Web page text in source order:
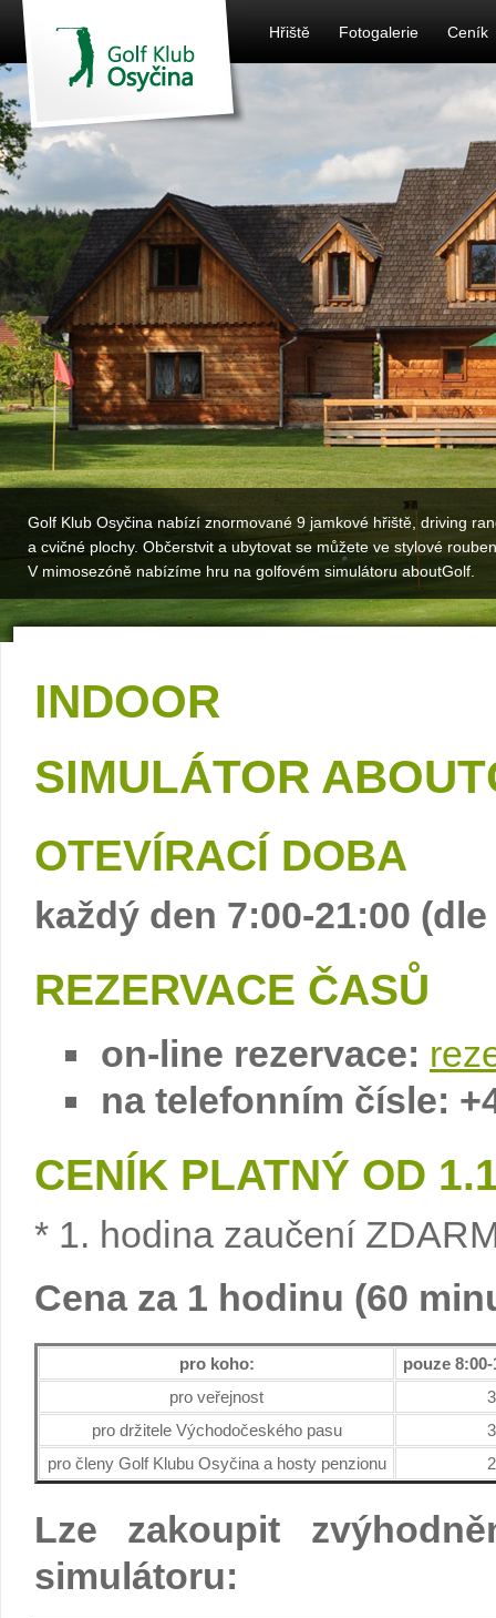
Hřiště Fotogalerie Ceník
Golf Klub Osyčina nabízí znormované 9 jamkové hřiště, driving
a cvičné plochy. Občerstvit a ubytovat se můžete ve stylové
V mimosezóně nabízíme hru na golfovém simulátoru aboutGolf.
INDOOR
SIMULÁTOR
OTEVÍRACÍ DOBA
každý den 7:00-21:00
REZERVACE ČASŮ
on-line rezervace:
na telefonním čísle:
CENÍK PLATNÝ OD
* 1. hodina zaučení
Cena za 1 hodinu (60
pro koho:
pouze
pro veřejnost
pro držitele Východočeského pasu
pro členy Golf Klubu Osyčina a hosty penzionu
Lze zakoupit
simulátoru: